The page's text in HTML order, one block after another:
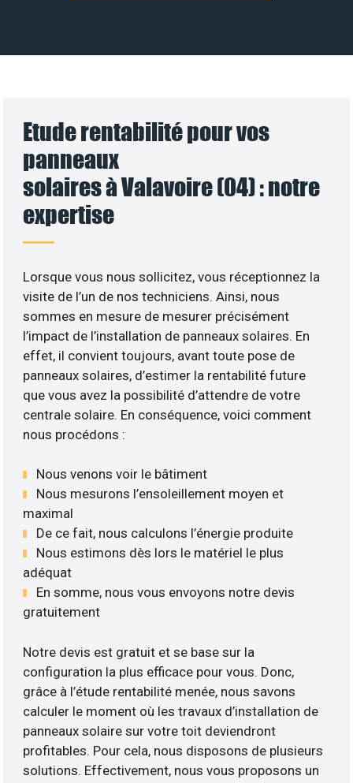
Etude rentabilité pour vos
panneaux
solaires à Valavoire (04) : notre
expertise
Lorsque vous nous sollicitez, vous réceptionnez la
visite de l’un de nos techniciens. Ainsi, nous
sommes en mesure de mesurer précisément
l’impact de l’installation de panneaux solaires. En
effet, il convient toujours, avant toute pose de
panneaux solaires, d’estimer la rentabilité future
que vous avez la possibilité d’attendre de votre
centrale solaire. En conséquence, voici comment
nous procédons :
Nous venons voir le bâtiment
Nous mesurons l’ensoleillement moyen et
maximal
De ce fait, nous calculons l’énergie produite
Nous estimons dès lors le matériel le plus
adéquat
En somme, nous vous envoyons notre devis
gratuitement
Notre devis est gratuit et se base sur la
configuration la plus efficace pour vous. Donc,
grâce à l’étude rentabilité menée, nous savons
calculer le moment où les travaux d’installation de
panneaux solaire sur votre toit deviendront
profitables. Pour cela, nous disposons de plusieurs
solutions. Effectivement, nous vous proposons un